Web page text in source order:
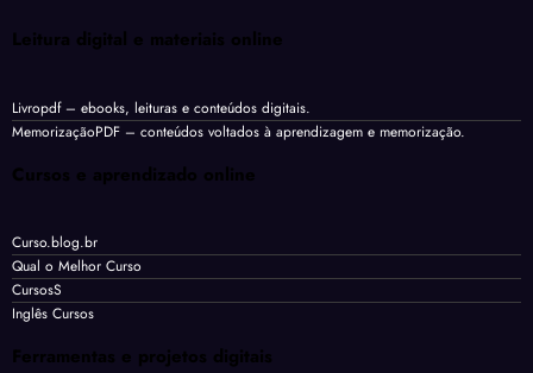
Leitura digital e materiais online
Livropdf– ebooks, leituras e conteúdos digitais.
MemorizaçãoPDF – conteúdos voltados à aprendizagem e memorização.
Cursos e aprendizado online
Curso.blog.br
Qual o Melhor Curso
CursosS
Inglês Cursos
Ferramentas e projetos digitais